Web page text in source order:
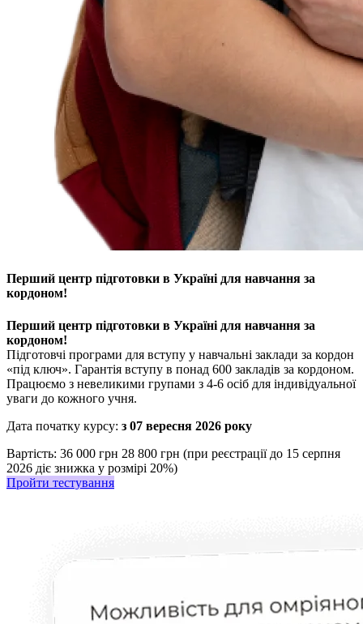
Перший центр підготовки в Україні для навчання за
кордоном!
Перший центр підготовки в Україні для навчання за
кордоном!
Підготовчі програми для вступу у навчальні заклади за кордон
«під ключ». Гарантія вступу в понад 600 закладів за кордоном.
Працюємо з невеликими групами з 4-6 осіб для індивідуальної
уваги до кожного учня.
Дата початку курсу: з 07 вересня 2026 року
Вартість: 36 000 грн 28 800 грн (при реєстрації до 15 серпня
2026 діє знижка у розмірі 20%)
Пройти тестування